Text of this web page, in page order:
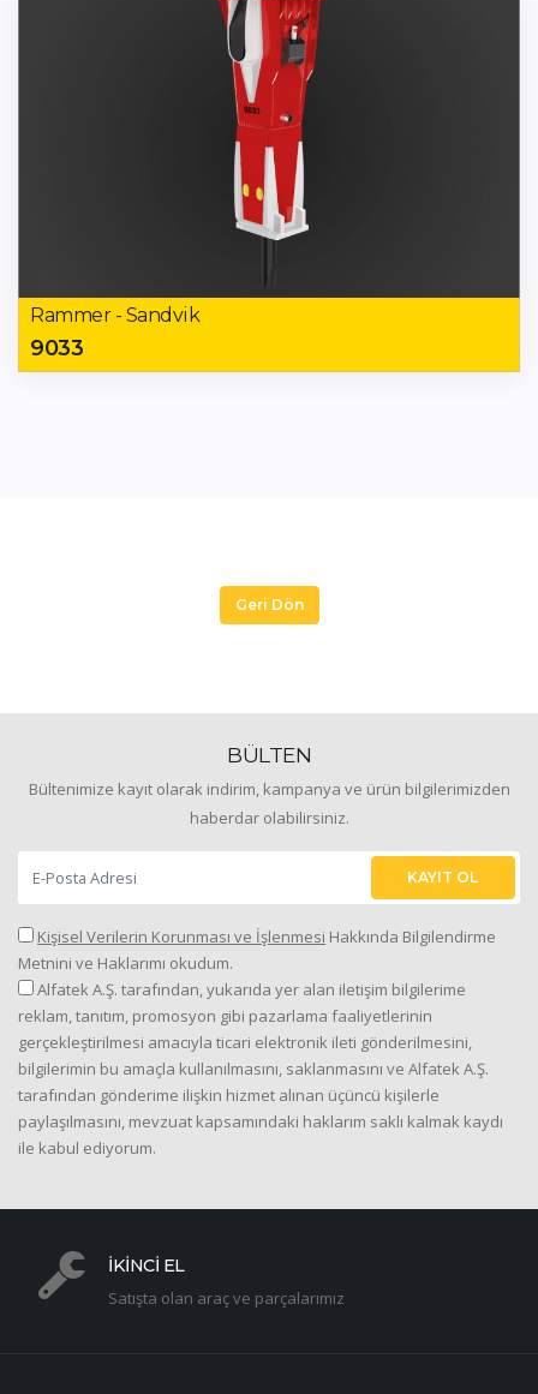
Rammer - Sandvik
9033
Geri Dön
BÜLTEN
Bültenimize kayıt olarak indirim, kampanya ve ürün bilgilerimizden
haberdar olabilirsiniz.
KAYIT OL
Kişisel Verilerin Korunması ve İşlenmesi Hakkında Bilgilendirme
Metnini ve Haklarımı okudum.
Alfatek A.Ş. tarafından, yukarıda yer alan iletişim bilgilerime
reklam, tanıtım, promosyon gibi pazarlama faaliyetlerinin
gerçekleştirilmesi amacıyla ticari elektronik ileti gönderilmesini,
bilgilerimin bu amaçla kullanılmasını, saklanmasını ve Alfatek A.Ş.
tarafından gönderime ilişkin hizmet alınan üçüncü kişilerle
paylaşılmasını, mevzuat kapsamındaki haklarım saklı kalmak kaydı
ile kabul ediyorum.
İKİNCİ EL
Satışta olan araç ve parçalarımız